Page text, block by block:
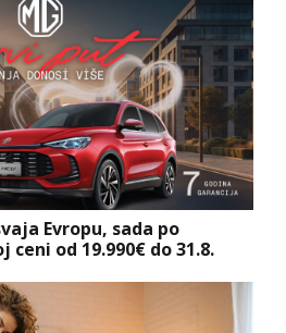
Evropu, sada po
od 19.990€ do 31.8.